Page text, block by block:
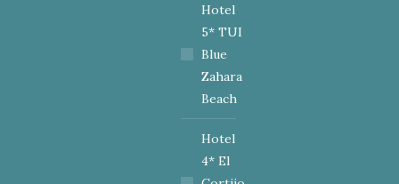
Hotel
5* TUI
Blue
Zahara
Beach
Hotel
4* El